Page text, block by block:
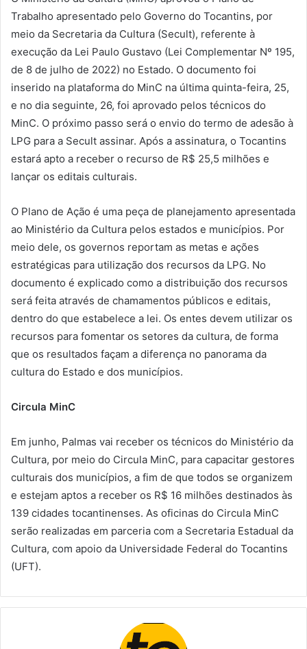
Trabalho apresentado pelo Governo do Tocantins, por
meio da Secretaria da Cultura (Secult), referente à
execução da Lei Paulo Gustavo (Lei Complementar Nº 195,
de 8 de julho de 2022) no Estado. O documento foi
inserido na plataforma do MinC na última quinta-feira, 25,
e no dia seguinte, 26, foi aprovado pelos técnicos do
MinC. O próximo passo será o envio do termo de adesão à
LPG para a Secult assinar. Após a assinatura, o Tocantins
estará apto a receber o recurso de R$ 25,5 milhões e
lançar os editais culturais.
O Plano de Ação é uma peça de planejamento apresentada
ao Ministério da Cultura pelos estados e municípios. Por
meio dele, os governos reportam as metas e ações
estratégicas para utilização dos recursos da LPG. No
documento é explicado como a distribuição dos recursos
será feita através de chamamentos públicos e editais,
dentro do que estabelece a lei. Os entes devem utilizar os
recursos para fomentar os setores da cultura, de forma
que os resultados façam a diferença no panorama da
cultura do Estado e dos municípios.
Circula MinC
Em junho, Palmas vai receber os técnicos do Ministério da
Cultura, por meio do Circula MinC, para capacitar gestores
culturais dos municípios, a fim de que todos se organizem
e estejam aptos a receber os R$ 16 milhões destinados às
139 cidades tocantinenses. As oficinas do Circula MinC
serão realizadas em parceria com a Secretaria Estadual da
Cultura, com apoio da Universidade Federal do Tocantins
(UFT).